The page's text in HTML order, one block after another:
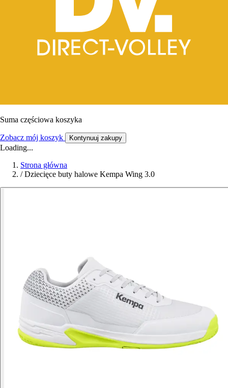
Suma częściowa koszyka
Zobacz mój koszyk Kontynuuj zakupy
Loading...
Strona główna
/ Dziecięce buty halowe Kempa Wing 3.0